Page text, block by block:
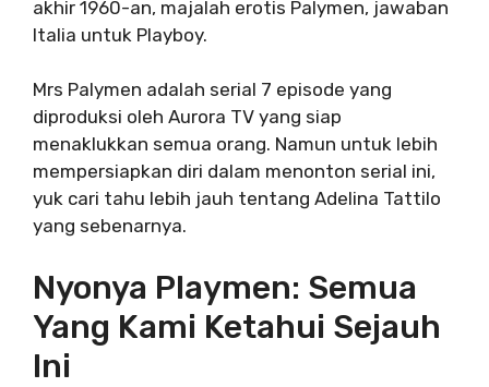
akhir 1960-an, majalah erotis Palymen, jawaban
Italia untuk Playboy.
Mrs Palymen adalah serial 7 episode yang
diproduksi oleh Aurora TV yang siap
menaklukkan semua orang. Namun untuk lebih
mempersiapkan diri dalam menonton serial ini,
yuk cari tahu lebih jauh tentang Adelina Tattilo
yang sebenarnya.
Nyonya Playmen: Semua
Yang Kami Ketahui Sejauh
Ini